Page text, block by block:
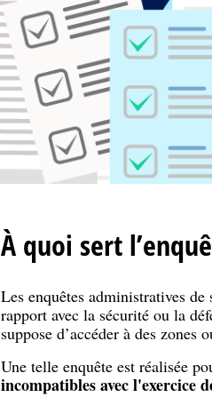
À quoi sert
Les enquêtes administratives
rapport avec la sécurité ou la
suppose d’accéder à des zones
Une telle enquête est réalisée
incompatibles avec l'exercice